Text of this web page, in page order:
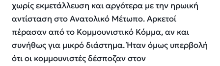
χωρίς εκμετάλλευση και αργότερα με την ηρωική
αντίσταση στο Ανατολικό Μέτωπο. Αρκετοί
πέρασαν από το Κομμουνιστικό Κόμμα, αν και
συνήθως για μικρό διάστημα. Ήταν όμως υπερβολή
ότι οι κομμουνιστές δέσποζαν στον